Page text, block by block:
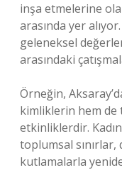
inşa etmelerine
arasında yer
geleneksel
arasındaki
Örneğin,
kimliklerin hem
etkinliklerdir.
toplumsal
kutlamalarla